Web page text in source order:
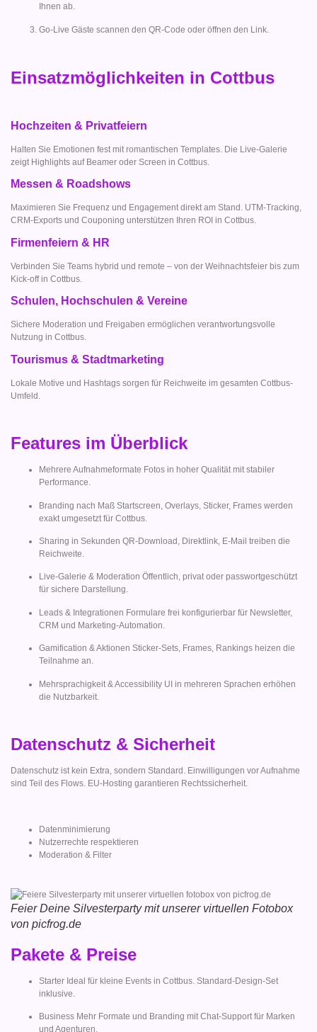
Ihnen ab.
Go-Live Gäste scannen den QR-Code oder öffnen den Link.
Einsatzmöglichkeiten in Cottbus
Hochzeiten & Privatfeiern
Halten Sie Emotionen fest mit romantischen Templates. Die Live-Galerie
zeigt Highlights auf Beamer oder Screen in Cottbus.
Messen & Roadshows
Maximieren Sie Frequenz und Engagement direkt am Stand. UTM-Tracking,
CRM-Exports und Couponing unterstützen Ihren ROI in Cottbus.
Firmenfeiern & HR
Verbinden Sie Teams hybrid und remote – von der Weihnachtsfeier bis zum
Kick-off in Cottbus.
Schulen, Hochschulen & Vereine
Sichere Moderation und Freigaben ermöglichen verantwortungsvolle
Nutzung in Cottbus.
Tourismus & Stadtmarketing
Lokale Motive und Hashtags sorgen für Reichweite im gesamten Cottbus-
Umfeld.
Features im Überblick
Mehrere Aufnahmeformate Fotos in hoher Qualität mit stabiler
Performance.
Branding nach Maß Startscreen, Overlays, Sticker, Frames werden
exakt umgesetzt für Cottbus.
Sharing in Sekunden QR-Download, Direktlink, E-Mail treiben die
Reichweite.
Live-Galerie & Moderation Öffentlich, privat oder passwortgeschützt
für sichere Darstellung.
Leads & Integrationen Formulare frei konfigurierbar für Newsletter,
CRM und Marketing-Automation.
Gamification & Aktionen Sticker-Sets, Frames, Rankings heizen die
Teilnahme an.
Mehrsprachigkeit & Accessibility UI in mehreren Sprachen erhöhen
die Nutzbarkeit.
Datenschutz & Sicherheit
Datenschutz ist kein Extra, sondern Standard. Einwilligungen vor Aufnahme
sind Teil des Flows. EU-Hosting garantieren Rechtssicherheit.
Datenminimierung
Nutzerrechte respektieren
Moderation & Filter
Feier Deine Silvesterparty mit unserer virtuellen Fotobox
von picfrog.de
Pakete & Preise
Starter Ideal für kleine Events in Cottbus. Standard-Design-Set
inklusive.
Business Mehr Formate und Branding mit Chat-Support für Marken
und Agenturen.